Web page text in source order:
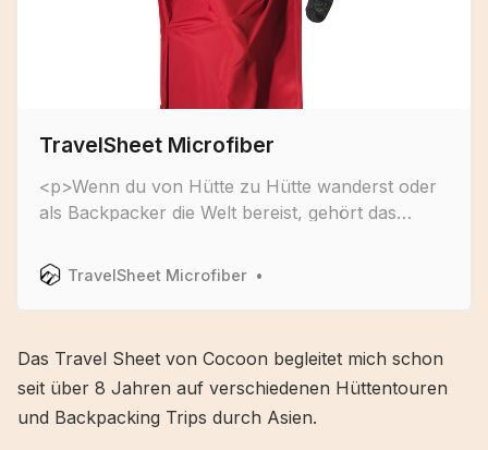
TravelSheet Microfiber
<p>Wenn du von Hütte zu Hütte wanderst oder
als Backpacker die Welt bereist, gehört das
Standardausrüstung.</p><p>Der praktische
Hüttenschlafsack ist in vielen Unterkünften
vorgeschrieben und gibt dir das gute Gefühl, in
TravelSheet Microfiber
Das Travel Sheet von Cocoon begleitet mich schon
seit über 8 Jahren auf verschiedenen Hüttentouren
und Backpacking Trips durch Asien.